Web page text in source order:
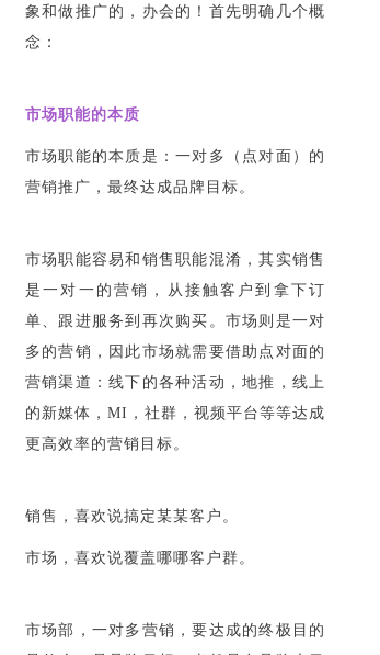
象和做推广的，办会的！首先明确几个概
念：
市场职能的本质
市场职能的本质是：一对多（点对面）的
营销推广，最终达成品牌目标。
市场职能容易和销售职能混淆，其实销售
是一对一的营销，从接触客户到拿下订
单、跟进服务到再次购买。市场则是一对
多的营销，因此市场就需要借助点对面的
营销渠道：线下的各种活动，地推，线上
的新媒体，MI，社群，视频平台等等达成
更高效率的营销目标。
销售，喜欢说搞定某某客户。
市场，喜欢说覆盖哪哪客户群。
市场部，一对多营销，要达成的终极目的